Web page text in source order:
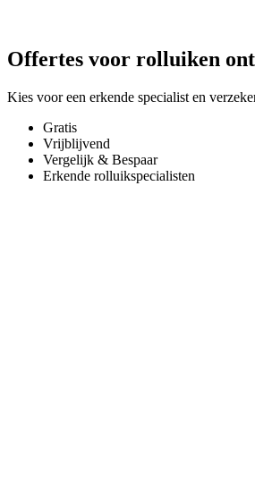
Offertes voor rolluiken
Kies voor een erkende specialist en
Gratis
Vrijblijvend
Vergelijk & Bespaar
Erkende rolluikspecialisten